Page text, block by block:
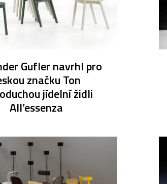
Gufler navrhl pro
značku Ton
jídelní židli
All’essenza